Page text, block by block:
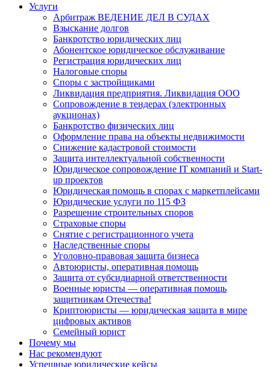
Услуги
Арбитраж ВЕДЕНИЕ ДЕЛ В СУДАХ
Взыскание долгов
Банкротство юридических лиц
Абонентское юридическое обслуживание
Регистрация юридических лиц
Налоговые споры
Споры с застройщиками
Ликвидация предприятия. Ликвидация ООО
Сопровождение в тендерах (электронных
аукционах)
Банкротство физических лиц
Оформление права на объекты недвижимости
Снижение кадастровой стоимости
Защита интеллектуальной собственности
Юридическое сопровождение IT компаний и Start-
up проектов
Юридическая помощь в спорах с маркетплейсами
Юридические услуги по 115 ФЗ
Разрешение строительных споров
Страховые споры
Снятие с регистрационного учета
Наследственные споры
Уголовно-правовая защита бизнеса
Автоюристы, оперативная помощь
Защита от субсидиарной ответственности
Военные юристы — оперативная помощь
защитникам Отечества!
Криптоюристы — юридическая защита в мире
цифровых активов
Семейный юрист
Почему мы
Нас рекомендуют
Успешные юридические кейсы